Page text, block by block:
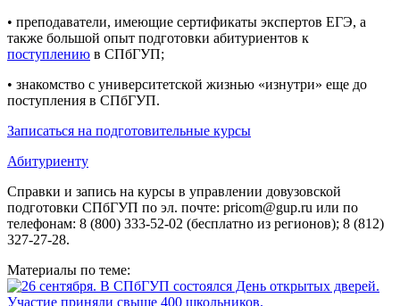
• преподаватели, имеющие сертификаты экспертов ЕГЭ, а
также большой опыт подготовки абитуриентов к
поступлению в СПбГУП;
• знакомство с университетской жизнью «изнутри» еще до
поступления в СПбГУП.
Записаться на подготовительные курсы
Абитуриенту
Справки и запись на курсы в управлении довузовской
подготовки СПбГУП по эл. почте: pricom@gup.ru или по
телефонам: 8 (800) 333-52-02 (бесплатно из регионов); 8 (812)
327-27-28.
Материалы по теме: